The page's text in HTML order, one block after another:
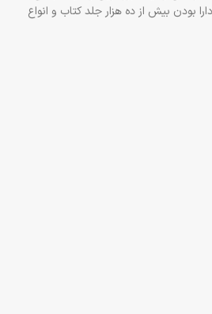
بودن بیش از ده هزار جلد کتاب و انواع